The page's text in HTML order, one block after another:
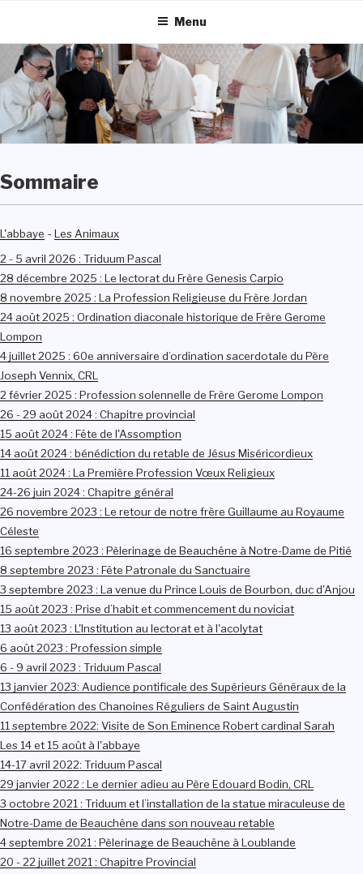
contenu
principal
Menu
Sommaire
L'abbaye - Les Animaux
2 - 5 avril 2026 : Triduum Pascal
28 décembre 2025 : Le lectorat du Frère Genesis Carpio
8 novembre 2025 : La Profession Religieuse du Frère Jordan
24 août 2025 : Ordination diaconale historique de Frère Gerome
Lompon
4 juillet 2025 : 60e anniversaire d’ordination sacerdotale du Père
Joseph Vennix, CRL
2 février 2025 : Profession solennelle de Frère Gerome Lompon
26 - 29 août 2024 : Chapitre provincial
15 août 2024 : Fête de l'Assomption
14 août 2024 : bénédiction du retable de Jésus Miséricordieux
11 août 2024 : La Première Profession Vœux Religieux
24-26 juin 2024 : Chapitre général
26 novembre 2023 : Le retour de notre frère Guillaume au Royaume
Céleste
16 septembre 2023 : Pèlerinage de Beauchêne à Notre-Dame de Pitié
8 septembre 2023 : Fête Patronale du Sanctuaire
3 septembre 2023 : La venue du Prince Louis de Bourbon, duc d'Anjou
15 août 2023 : Prise d’habit et commencement du noviciat
13 août 2023 : L'Institution au lectorat et à l'acolytat
6 août 2023 : Profession simple
6 - 9 avril 2023 : Triduum Pascal
13 janvier 2023: Audience pontificale des Supérieurs Généraux de la
Confédération des Chanoines Réguliers de Saint Augustin
11 septembre 2022: Visite de Son Eminence Robert cardinal Sarah
Les 14 et 15 août à l'abbaye
14-17 avril 2022: Triduum Pascal
29 janvier 2022 : Le dernier adieu au Père Edouard Bodin, CRL
3 octobre 2021 : Triduum et l’installation de la statue miraculeuse de
Notre-Dame de Beauchêne dans son nouveau retable
4 septembre 2021 : Pèlerinage de Beauchêne à Loublande
20 - 22 juillet 2021 : Chapitre Provincial